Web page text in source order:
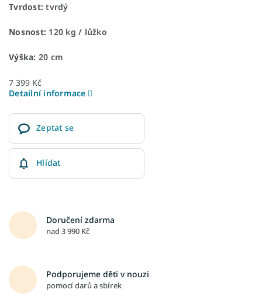
Tvrdost: tvrdý
Nosnost: 120 kg / lůžko
Výška: 20 cm
7 399 Kč
Detailní informace
Zeptat se
Hlídat
Doručení zdarma
nad 3 990 Kč
Podporujeme děti v nouzi
pomocí darů a sbírek